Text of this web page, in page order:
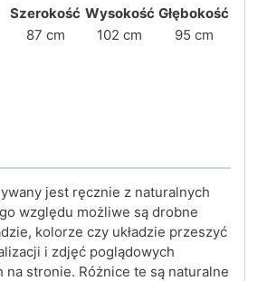
Szerokość Wysokość Głębokość
87 cm 102 cm 95 cm
jest ręcznie z naturalnych
względu możliwe są drobne
kolorze czy układzie przeszyć
i zdjęć poglądowych
na stronie. Różnice te są naturalne